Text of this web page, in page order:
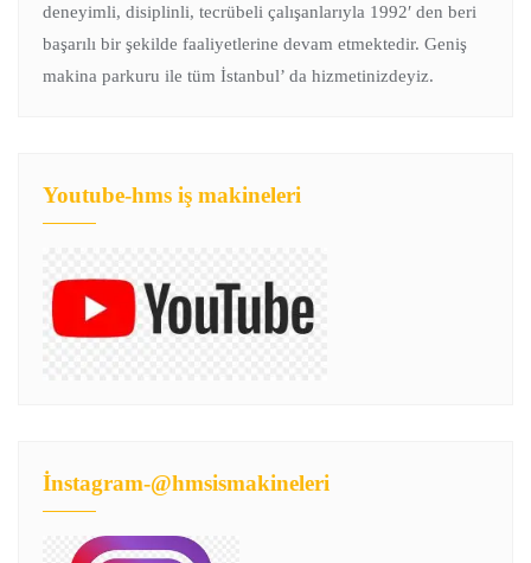
deneyimli, disiplinli, tecrübeli çalışanlarıyla 1992′ den beri
başarılı bir şekilde faaliyetlerine devam etmektedir. Geniş
makina parkuru ile tüm İstanbul’ da hizmetinizdeyiz.
Youtube-hms iş makineleri
İnstagram-@hmsismakineleri